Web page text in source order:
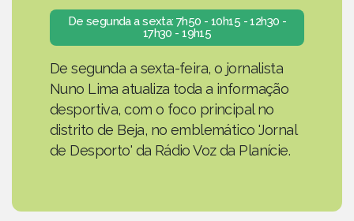
De segunda a sexta: 7h50 - 10h15 - 12h30 -
17h30 - 19h15
De segunda a sexta-feira, o jornalista
Nuno Lima atualiza toda a informação
desportiva, com o foco principal no
distrito de Beja, no emblemático 'Jornal
de Desporto' da Rádio Voz da Planície.